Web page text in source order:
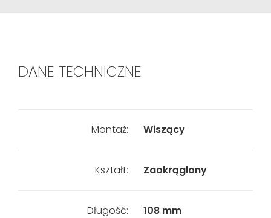
DANE TECHNICZNE
Montaż: Wiszący
Kształt: Zaokrąglony
Długość: 108 mm